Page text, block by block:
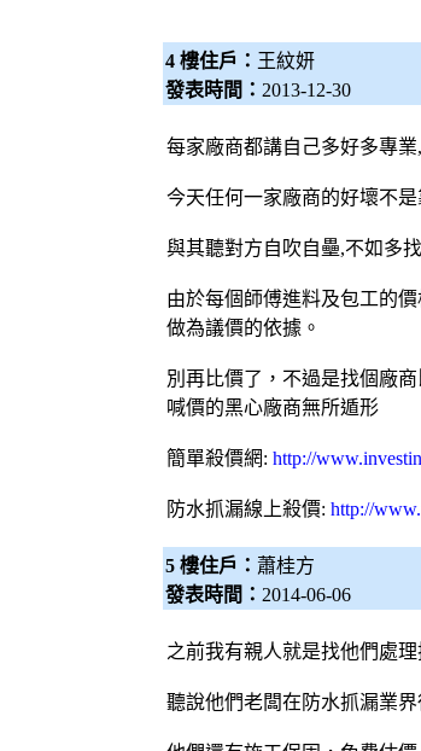
4 樓住戶： 王紋妍
發表時間： 2013-12-30
每家廠商都講自己多好多專
今天任何一家廠商的好壞不
與其聽對方自吹自壘,不如多
由於每個師傅進料及包工的
做為議價的依據。
別再比價了，不過是找個廠商
喊價的黑心廠商無所遁形
簡單殺價網: http://
防水抓漏線上殺價: http://
5 樓住戶： 蕭桂方
發表時間： 2014-06-06
之前我有親人就是找他們處理
聽說他們老闆在防水抓漏業界